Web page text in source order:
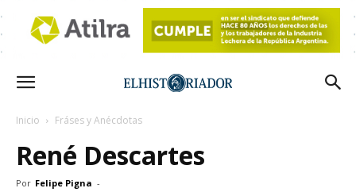
Inicio Fráses y Anécdotas
René Descartes
Por Felipe Pigna -